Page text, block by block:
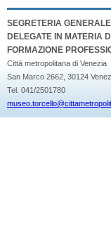
SEGRETERIA
DELEGATE IN MATERIA
FORMAZIONE
Città metropolitana di Venezia
San Marco 2662, 30124
Tel. 041/2501780